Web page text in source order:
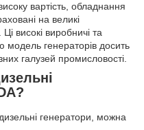
вартість, обладнання
на великі
високі виробничі та
модель генераторів досить
галузей промисловості.
генератори, можна